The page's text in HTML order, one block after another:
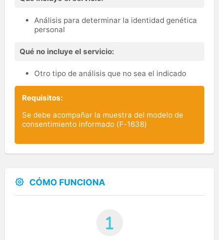
Análisis para determinar la identidad genética
personal
Qué no incluye el servicio:
Otro tipo de análisis que no sea el indicado
Requisitos:
Se debe acompañar la muestra del modelo de
consentimiento informado (F-1638)
CÓMO FUNCIONA